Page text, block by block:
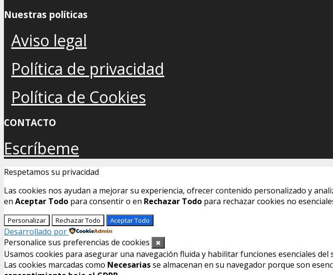
Nuestras políticas
Aviso legal
Política de privacidad
Política de Cookies
CONTACTO
Escríbeme
Respetamos su privacidad
Las cookies nos ayudan a mejorar su experiencia, ofrecer contenido personalizado y
en Aceptar Todo para consentir o en Rechazar Todo para rechazar cookies no
Personalizar Rechazar Todo Aceptar Todo
Desarrollado por
Personalice sus preferencias de cookies
✖
Usamos cookies para asegurar una navegación fluida y habilitar funciones esenciales
Las cookies marcadas como Necesariasse almacenan en su navegador porque son